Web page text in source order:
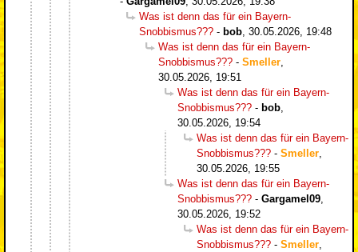
Was ist denn das für ein Bayern-
Snobbismus??? - bob 30.05.2026, 19:48
Was ist denn das für ein Bayern-
Snobbismus??? - Smeller
30.05.2026, 19:51
Was ist denn das für ein Bayern-
Snobbismus??? - bob
30.05.2026, 19:54
Was ist denn das für ein Bayern-
Snobbismus??? - Smeller
30.05.2026, 19:55
Was ist denn das für ein Bayern-
Snobbismus??? - Gargamel09
30.05.2026, 19:52
Was ist denn das für ein Bayern-
Snobbismus??? - Smeller